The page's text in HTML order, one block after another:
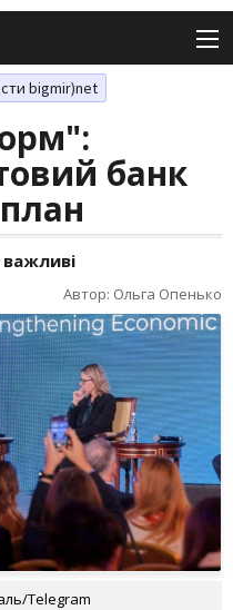
bigmir)net
банк
Автор: Ольга Опенько
Telegram